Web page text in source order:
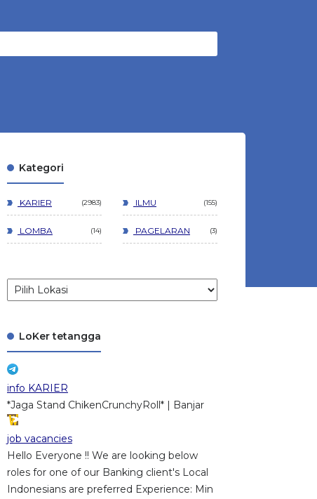
Kategori
KARIER 2983 ILMU 155
LOMBA 14 PAGELARAN 3
LoKer tetangga
info KARIER
*Jaga Stand ChikenCrunchyRoll* | Banjar
job vacancies
Hello Everyone !! We are looking below
roles for one of our Banking client's Local
Indonesians are preferred Experience: Min